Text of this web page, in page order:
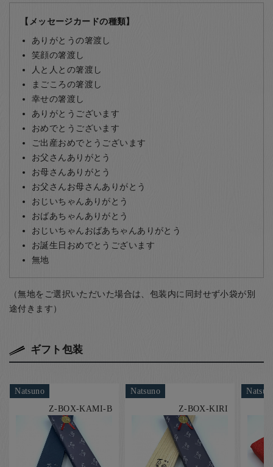
【メッセージカードの種類】
ありがとうの箸渡し
笑顔の箸渡し
人と人との箸渡し
まごころの箸渡し
幸せの箸渡し
ありがとうございます
おめでとうございます
ご出産おめでとうございます
お父さんありがとう
お母さんありがとう
お父さんお母さんありがとう
おじいちゃんありがとう
おばあちゃんありがとう
おじいちゃんおばあちゃんありがとう
お誕生日おめでとうございます
無地
（無地をご選択いただいた場合は、包装内に同封せず小袋が別
途付きます）
ギフト包装
Natsuno
Z-BOX-KAMI-B
Natsuno
Z-BOX-KIRI